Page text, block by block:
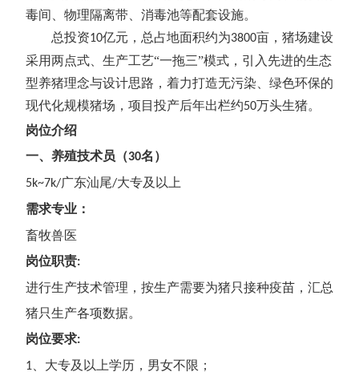
毒间、物理隔离带、消毒池等配套设施。
总投资10亿元，总占地面积约为3800亩，猪场建设
采用两点式、生产工艺“一拖三”模式，引入先进的生态
型养猪理念与设计思路，着力打造无污染、绿色环保的
现代化规模猪场，项目投产后年出栏约50万头生猪。
岗位介绍
一、 养殖技术员 （30名）
5k~7k/广东汕尾/大专及以上
需求专业 ：
畜牧兽医
岗位职责:
进行生产技术管理，按生产需要为猪只接种疫苗，汇总
猪只生产各项数据。
岗位要求:
1 大专及以上学历，男女不限；